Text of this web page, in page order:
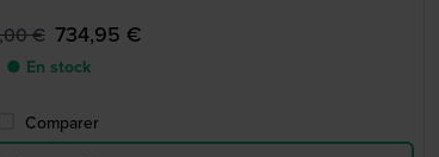
€ 734,95 €
● En stock
Comparer